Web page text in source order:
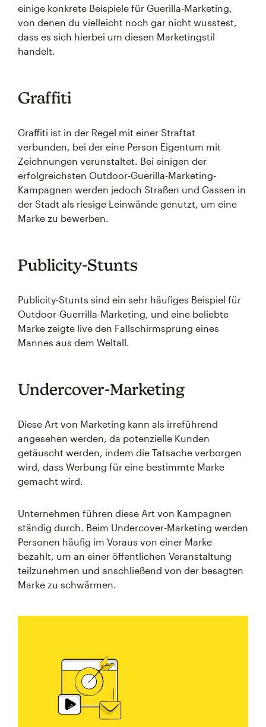
einige konkrete Beispiele für Guerilla-Marketing,
von denen du vielleicht noch gar nicht wusstest,
dass es sich hierbei um diesen Marketingstil
handelt.
Graffiti
Graffiti ist in der Regel mit einer Straftat
verbunden, bei der eine Person Eigentum mit
Zeichnungen verunstaltet. Bei einigen der
erfolgreichsten Outdoor-Guerilla-Marketing-
Kampagnen werden jedoch Straßen und Gassen in
der Stadt als riesige Leinwände genutzt, um eine
Marke zu bewerben.
Publicity-Stunts
Publicity-Stunts sind ein sehr häufiges Beispiel für
Outdoor-Guerrilla-Marketing, und eine beliebte
Marke zeigte live den Fallschirmsprung eines
Mannes aus dem Weltall.
Undercover-Marketing
Diese Art von Marketing kann als irreführend
angesehen werden, da potenzielle Kunden
getäuscht werden, indem die Tatsache verborgen
wird, dass Werbung für eine bestimmte Marke
gemacht wird.
Unternehmen führen diese Art von Kampagnen
ständig durch. Beim Undercover-Marketing werden
Personen häufig im Voraus von einer Marke
bezahlt, um an einer öffentlichen Veranstaltung
teilzunehmen und anschließend von der besagten
Marke zu schwärmen.